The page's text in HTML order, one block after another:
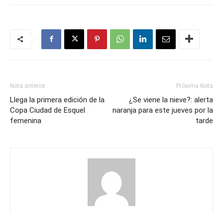
Nota anterior
Llega la primera edición de la
Copa Ciudad de Esquel
femenina
Próxima Nota
¿Se viene la nieve?: alerta
naranja para este jueves por la
tarde